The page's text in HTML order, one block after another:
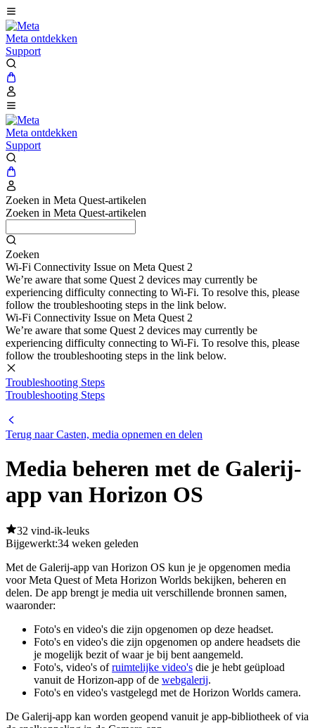
Meta ontdekken
Support
Meta ontdekken
Support
Zoeken in Meta Quest-artikelen
Zoeken in Meta Quest-artikelen
Zoeken
Wi-Fi Connectivity Issue on Meta Quest 2
We’re aware that some Quest 2 devices may currently be
experiencing difficulty connecting to Wi-Fi. To resolve this, please
follow the troubleshooting steps in the link below.
Wi-Fi Connectivity Issue on Meta Quest 2
We’re aware that some Quest 2 devices may currently be
experiencing difficulty connecting to Wi-Fi. To resolve this, please
follow the troubleshooting steps in the link below.
Troubleshooting Steps
Troubleshooting Steps
Terug naar Casten, media opnemen en delen
Media beheren met de Galerij-
app van Horizon OS
32 vind-ik-leuks
Bijgewerkt:34 weken geleden
Met de Galerij-app van Horizon OS kun je je opgenomen media
voor Meta Quest of Meta Horizon Worlds bekijken, beheren en
delen. De app brengt je media uit verschillende bronnen samen,
waaronder:
Foto's en video's die zijn opgenomen op deze headset.
Foto's en video's die zijn opgenomen op andere headsets die
je mogelijk bezit of waar je bij bent aangemeld.
Foto's, video's ofruimtelijke video's die je hebt geüpload
vanuit de Horizon-app of de webgalerij.
Foto's en video's vastgelegd met de Horizon Worlds camera.
De Galerij-app kan worden geopend vanuit je app-bibliotheek of via